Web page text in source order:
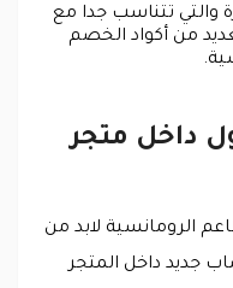
والتي تتناسب جدا مع
من أكواد الخصم
داخل متجر
الرومانسية لابد من
جديد داخل المتجر